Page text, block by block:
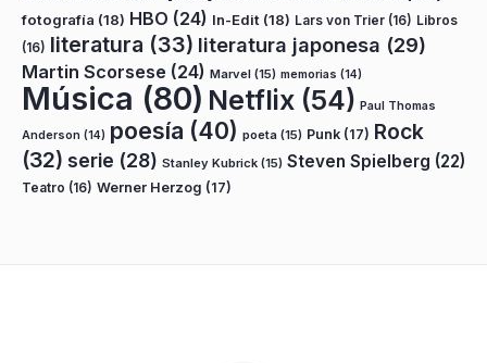
fotografía (18) HBO (24) In-Edit (18) Lars von Trier (16) Libros
(16) literatura (33) literatura japonesa (29)
Martin Scorsese (24) Marvel (15) memorias (14)
Música (80) Netflix (54) Paul Thomas
Anderson (14) poesía (40) poeta (15) Punk (17) Rock
(32) serie (28) Stanley Kubrick (15) Steven Spielberg (22)
Teatro (16) Werner Herzog (17)